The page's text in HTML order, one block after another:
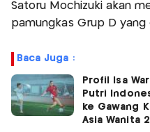
Satoru Mochizuki akan
pamungkas Grup D
Baca Juga :
Profil Isa
Putri
ke Gawang
Asia Wanita